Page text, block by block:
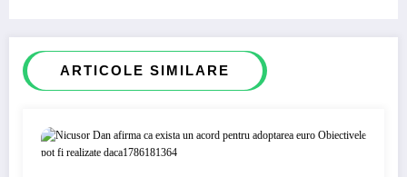
ARTICOLE SIMILARE